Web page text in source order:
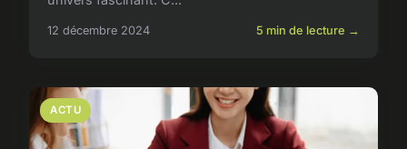
12 décembre 2024 5 min de lecture →
ACTU